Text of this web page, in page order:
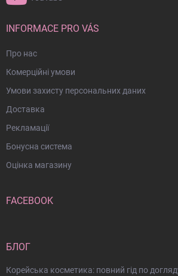
INFORMACE PRO VÁS
Про нас
Комерційні умови
Умови захисту персональних даних
Доставка
Рекламації
Бонусна система
Оцінка магазину
FACEBOOK
БЛОГ
Корейська косметика: повний гід по